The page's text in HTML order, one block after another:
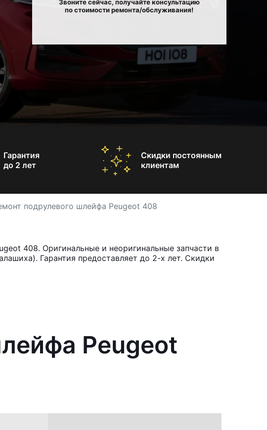
Звоните сейчас, получайте консультацию
по стоимости ремонта/обслуживания!
Гарантия
до 2 лет
Скидки постоянным
клиентам
подрулевого шлейфа Peugeot 408
408. Оригинальные и неоригинальные запчасти в
Гарантия предоставляет до 2-х лет. Скидки
Peugeot